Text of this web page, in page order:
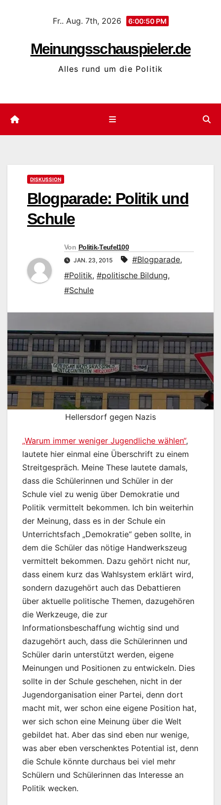
Fr.. Aug. 7th, 2026 6:00:51 PM
Meinungsschauspieler.de
Alles rund um die Politik
DISKUSSION
Blogparade: Politik und
Schule
Von Politik-Teufel100
JAN. 23, 2015 #Blogparade,
#Politik, #politische Bildung,
#Schule
Hellersdorf gegen Nazis
„Warum immer weniger Jugendliche wählen“,
lautete hier einmal eine Überschrift zu einem
Streitgespräch. Meine These lautete damals,
dass die Schülerinnen und Schüler in der
Schule viel zu wenig über Demokratie und
Politik vermittelt bekommen. Ich bin weiterhin
der Meinung, dass es in der Schule ein
Unterrichtsfach „Demokratie“ geben sollte, in
dem die Schüler das nötige Handwerkszeug
vermittelt bekommen. Dazu gehört nicht nur,
dass einem kurz das Wahlsystem erklärt wird,
sondern dazugehört auch das Debattieren
über aktuelle politische Themen, dazugehören
die Werkzeuge, die zur
Informationsbeschaffung wichtig sind und
dazugehört auch, dass die Schülerinnen und
Schüler darin unterstützt werden, eigene
Meinungen und Positionen zu entwickeln. Dies
sollte in der Schule geschehen, nicht in der
Jugendorganisation einer Partei, denn dort
macht mit, wer schon eine eigene Position hat,
wer sich schon eine Meinung über die Welt
gebildet hat. Aber das sind eben nur wenige,
was aber eben verschenktes Potential ist, denn
die Schule könnte durchaus bei viel mehr
Schülern und Schülerinnen das Interesse an
Politik wecken.